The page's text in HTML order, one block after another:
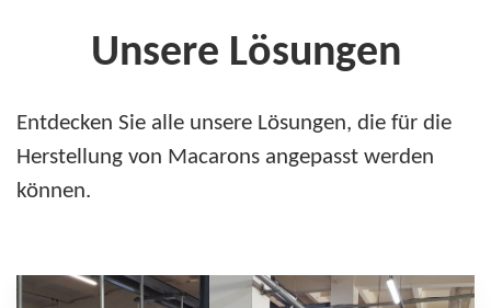
Unsere Lösungen
Entdecken Sie alle unsere Lösungen, die für die
Herstellung von Macarons angepasst werden
können.